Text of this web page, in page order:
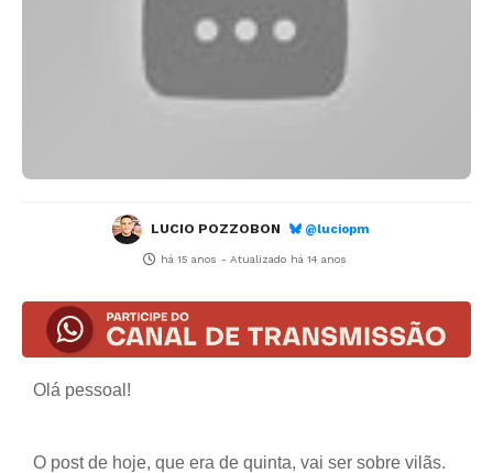
LUCIO POZZOBON @luciopm
há 15 anos - Atualizado há 14 anos
Olá pessoal!
O post de hoje, que era de quinta, vai ser sobre vilãs.